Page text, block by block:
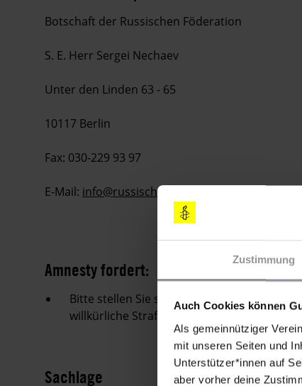
Zustimmung
Auch Cookies können
Als gemeinnütziger
mit unseren Seiten und
Unterstützer*innen auf
aber vorher deine
Botschaft der Russischen Föderation
S. E. Herr Sergei Nechaev
Unter den Linden 63 - 65
10117 Berlin
Fax: 030-229 93 97
E-Mail: info@russische-botschaft.de
Amnesty fordert:
Bitte stellen Sie sicher, dass Mikhail
willkürliche Strafverfolgung muss beendet
Sachlage